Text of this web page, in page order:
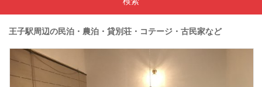
王子駅周辺の民泊・農泊・貸別荘・コテージ・古民家など